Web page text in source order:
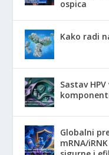
ospica
Kako radi
Sastav
Globalni
mRNA/